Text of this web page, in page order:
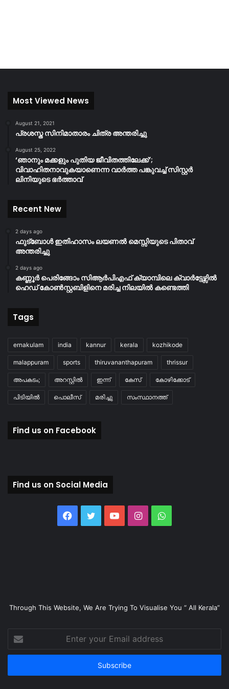
Most Viewed News
August 21, 2021
പ്രശസ്ത സിനിമാതാരം ചിത്ര അന്തരിച്ചു
August 25, 2022
‘ഞാനും മക്കളും പുതിയ ജീവിതത്തിലേക്ക്’;
വിവാഹിതനാവുകയാണെന്ന വാർത്ത പങ്കുവച്ച് സിസ്റ്റർ
ലിനിയുടെ ഭർത്താവ്
Recent New
2 days ago
ഫുട്ബോൾ ഇതിഹാസം ലയണൽ മെസ്സിയുടെ പിതാവ്
അന്തരിച്ചു
2 days ago
കണ്ണൂർ പെരിങ്ങോം സിആർപിഎഫ് ക്യാമ്പിലെ ക്വാർട്ടേഴ്സിൽ
ഹെഡ് കോൺസ്റ്റബിളിനെ മരിച്ച നിലയിൽ കണ്ടെത്തി
Tags
ernakulam india kannur kerala kozhikode
malappuram sports thiruvananthapuram thrissur
അപകടം; അറസ്റ്റിൽ ഇന്ന് കേസ് കോഴിക്കോട്
പിടിയിൽ പൊലീസ് മരിച്ചു സംസ്ഥാനത്ത്
Find us on Facebook
Find us on Social Media
Facebook
TwitterYouTubeInstagramWhatsApp
Through This Website, We Are Trying To Visualise You “ All Kerala”
your
Email